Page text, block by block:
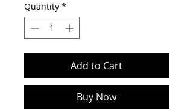
Quantity *
Add to Cart
Buy Now